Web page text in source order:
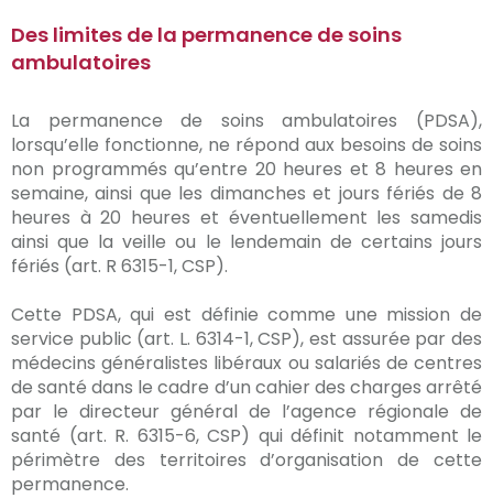
Des limites de la permanence de soins
ambulatoires
La permanence de soins ambulatoires (PDSA),
lorsqu’elle fonctionne, ne répond aux besoins de soins
non programmés qu’entre 20 heures et 8 heures en
semaine, ainsi que les dimanches et jours fériés de 8
heures à 20 heures et éventuellement les samedis
ainsi que la veille ou le lendemain de certains jours
fériés (art. R 6315-1, CSP).
Cette PDSA, qui est définie comme une mission de
service public (art. L. 6314-1, CSP), est assurée par des
médecins généralistes libéraux ou salariés de centres
de santé dans le cadre d’un cahier des charges arrêté
par le directeur général de l’agence régionale de
santé (art. R. 6315-6, CSP) qui définit notamment le
périmètre des territoires d’organisation de cette
permanence.